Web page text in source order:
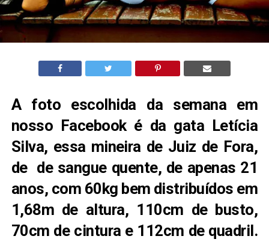
A foto escolhida da semana em
nosso Facebook é da gata Letícia
Silva, essa mineira de Juiz de Fora,
de de sangue quente, de apenas 21
anos, com 60kg bem distribuídos em
1,68m de altura, 110cm de busto,
70cm de cintura e 112cm de quadril.